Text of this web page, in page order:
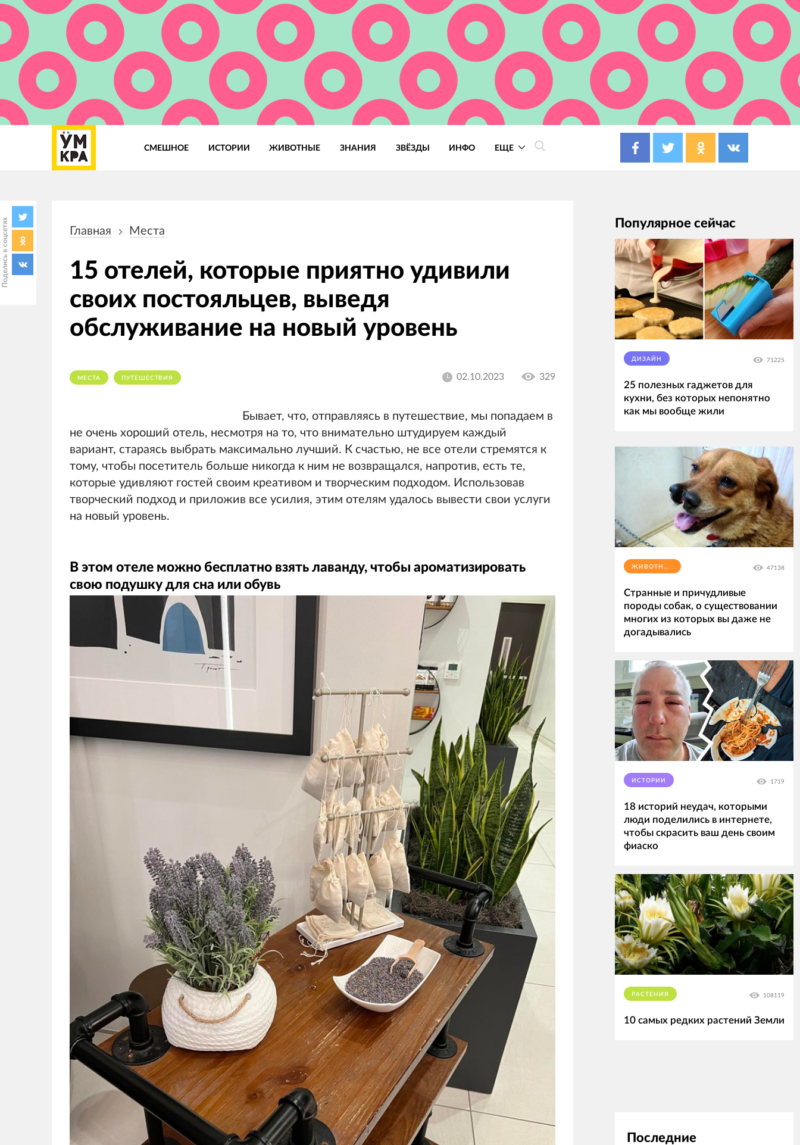
СМЕШНОЕ ИСТОРИИ ЖИВОТНЫЕ ЗНАНИЯ ЗВЁЗДЫ ИНФО ЕЩЕ
Поделись в соцсетях навигации
Главная Места
15 отелей, которые приятно удивили
своих постояльцев, выведя
обслуживание на новый уровень
МЕСТА ПУТЕШЕСТВИЯ 02.10.2023 329
Бывает, что, отправляясь в путешествие, мы попадаем в
не очень хороший отель, несмотря на то, что внимательно штудируем каждый
вариант, стараясь выбрать максимально лучший. К счастью, не все отели стремятся к
тому, чтобы посетитель больше никогда к ним не возвращался, напротив, есть те,
которые удивляют гостей своим креативом и творческим подходом. Использовав
творческий подход и приложив все усилия, этим отелям удалось вывести свои услуги
на новый уровень.
В этом отеле можно бесплатно взять лаванду, чтобы ароматизировать
свою подушку для сна или обувь
Популярное сейчас
ДИЗАЙН 71225
25 полезных гаджетов для
кухни, без которых непонятно
как мы вообще жили
ЖИВОТНЫЕ 47138
Странные и причудливые
породы собак, о существовании
многих из которых вы даже не
догадывались
ИСТОРИИ 1719
18 историй неудач, которыми
люди поделились в интернете,
чтобы скрасить ваш день своим
фиаско
РАСТЕНИЯ 108119
10 самых редких растений Земли
Последние